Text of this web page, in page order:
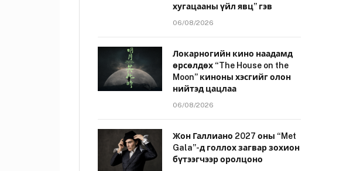
хугацааны үйл явц” гэв
06/08/2026
Локарногийн кино наадамд
өрсөлдөх “The House on the
Moon” киноны хэсгийг олон
нийтэд цацлаа
06/08/2026
Жон Галлиано 2027 оны “Met
Gala”-д голлох загвар зохион
бүтээгчээр оролцоно